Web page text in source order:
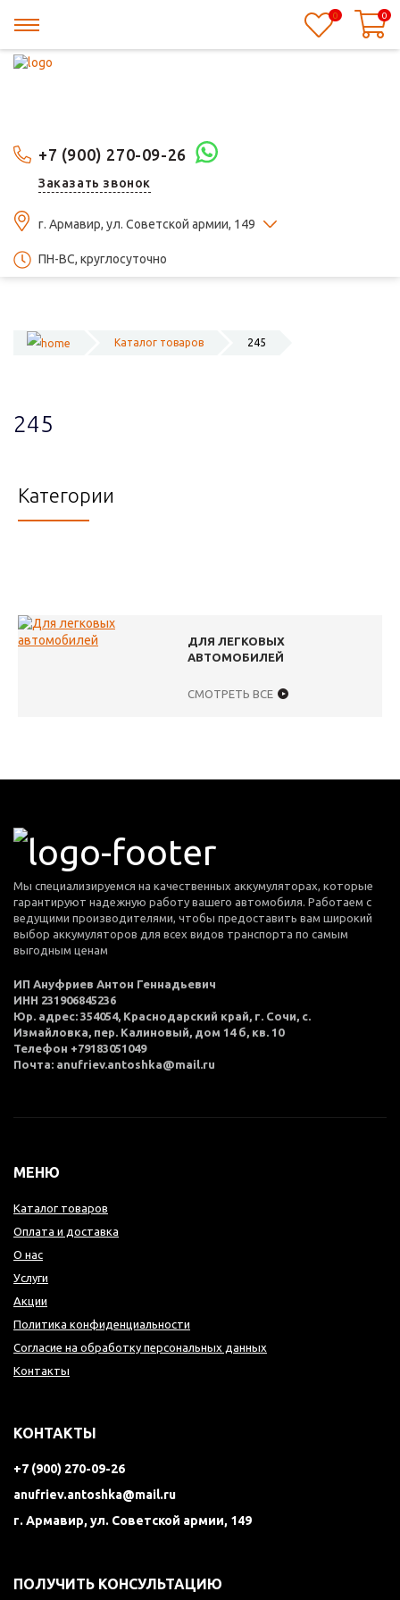
+7 (900) 270-09-26
Заказать звонок
г. Армавир, ул. Советской армии, 149
ПН-ВС, круглосуточно
0 0
Каталог товаров 245
245
Категории
ДЛЯ ЛЕГКОВЫХ
АВТОМОБИЛЕЙ
СМОТРЕТЬ ВСЕ
Мы специализируемся на качественных аккумуляторах, которые
гарантируют надежную работу вашего автомобиля. Работаем с
ведущими производителями, чтобы предоставить вам широкий
выбор аккумуляторов для всех видов транспорта по самым
выгодным ценам
ИП Ануфриев Антон Геннадьевич
ИНН 231906845236
Юр. адрес: 354054, Краснодарский край, г. Сочи, с.
Измайловка, пер. Калиновый, дом 14 б, кв. 10
Телефон +79183051049
Почта: anufriev.antoshka@mail.ru
МЕНЮ
Каталог товаров
Оплата и доставка
О нас
Услуги
Акции
Политика конфиденциальности
Согласие на обработку персональных данных
Контакты
КОНТАКТЫ
+7 (900) 270-09-26
anufriev.antoshka@mail.ru
г. Армавир, ул. Советской армии, 149
ПОЛУЧИТЬ КОНСУЛЬТАЦИЮ